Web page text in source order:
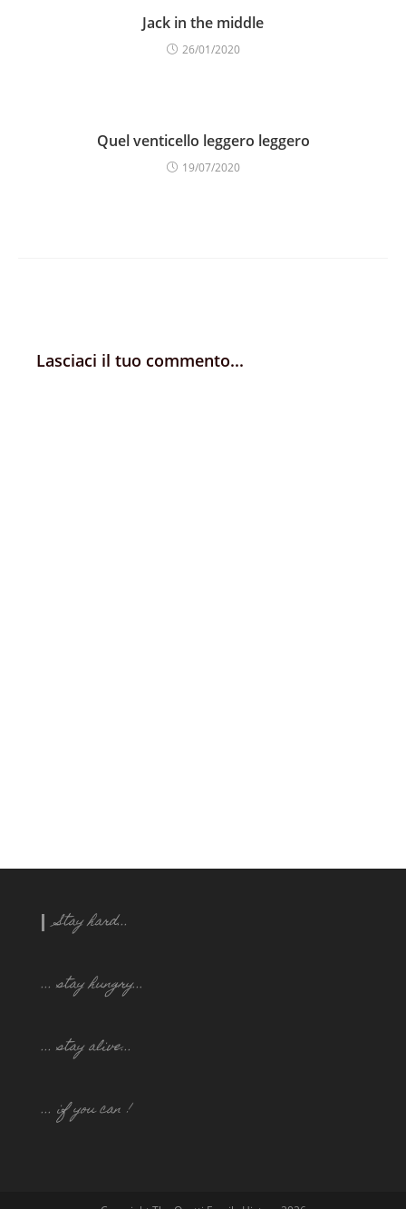
Jack in the middle
26/01/2020
Quel venticello leggero leggero
19/07/2020
Lasciaci il tuo commento...
Stay hard...
... stay hungry...
... stay alive...
... if you can !